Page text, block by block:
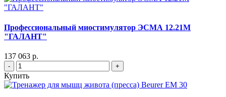
Профессиональный миостимулятор ЭСМА 12.21М
"ГАЛАНТ"
137 063 р.
- +
Купить